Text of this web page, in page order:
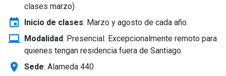
clases marzo)
event Inicio de clases: Marzo y agosto de cada año.
laptop_windows Modalidad: Presencial. Excepcionalmente remoto para
quienes tengan residencia fuera de Santiago.
location_on Sede: Alameda 440